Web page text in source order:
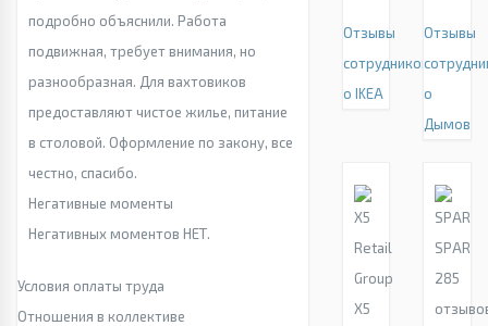
подробно объяснили. Работа
подвижная, требует внимания, но
разнообразная. Для вахтовиков
предоставляют чистое жилье, питание
в столовой. Оформление по закону, все
честно, спасибо.
Негативные моменты
Негативных моментов НЕТ.
Условия оплаты труда
Отношения в коллективе
Отзывы
сотрудников
о IKEA
Отзывы
о
Дымов
X5
SPAR
285